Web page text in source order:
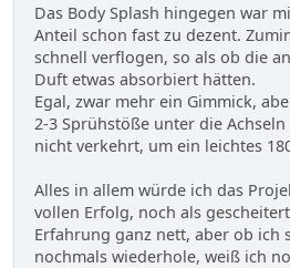
Das Body Splash hingegen war
Anteil schon fast zu dezent.
schnell verflogen, so als ob die
Duft etwas absorbiert hätten.
Egal, zwar mehr ein Gimmick,
2-3 Sprühstöße unter die
nicht verkehrt, um ein leichtes
Alles in allem würde ich das
vollen Erfolg, noch als
Erfahrung ganz nett, aber ob ich
nochmals wiederhole, weiß ich